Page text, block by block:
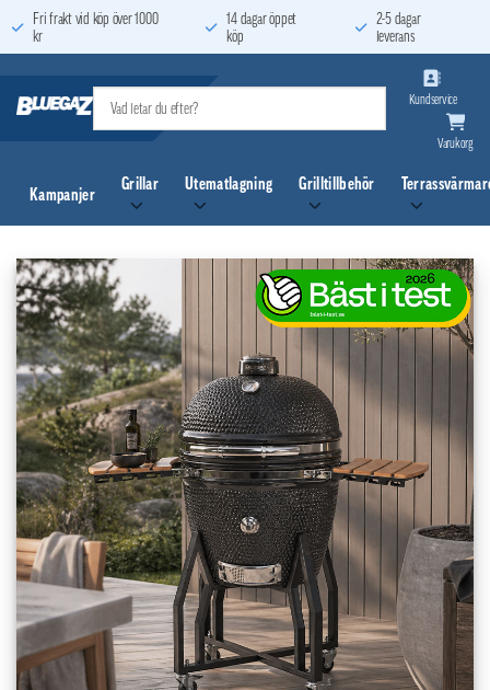
to
Fri frakt vid köp över 1000
kr
14 dagar öppet
köp
2-5 dagar
leverans
Kundservice
Varukorg
Kampanjer
Grillar Utematlagning Grilltillbehör